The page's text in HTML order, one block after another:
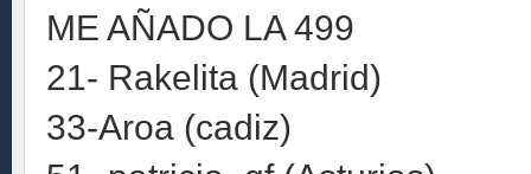
ME AÑADO LA 499
21- Rakelita (Madrid)
33-Aroa (cadiz)